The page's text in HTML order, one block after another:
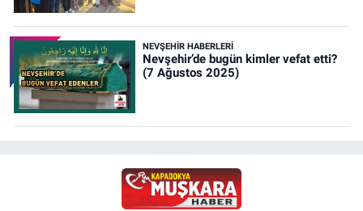
NEVŞEHIR HABERLERI
Nevşehir’de bugün kimler vefat etti?
(7 Ağustos 2025)